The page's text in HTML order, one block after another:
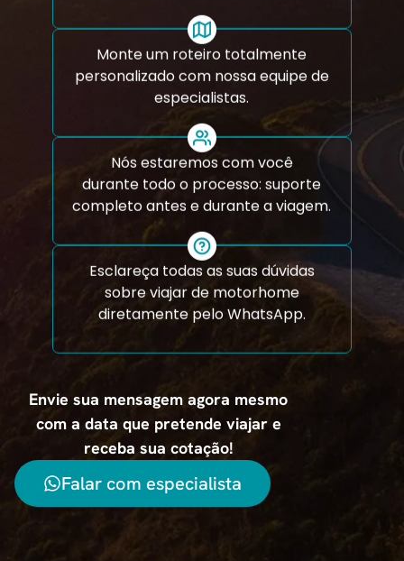
Monte um roteiro totalmente
personalizado com nossa equipe de
especialistas.
Nós estaremos com você
durante todo o processo: suporte
completo antes e durante a viagem.
Esclareça todas as suas dúvidas
sobre viajar de motorhome
diretamente pelo WhatsApp.
Envie sua mensagem agora mesmo
com a data que pretende viajar e
receba sua cotação!
Falar com especialista